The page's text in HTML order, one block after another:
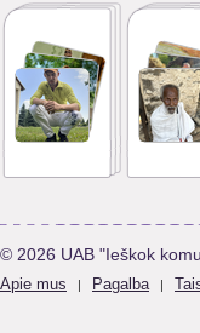
© 2026 UAB "Ieškok
Apie mus | Pagalba |